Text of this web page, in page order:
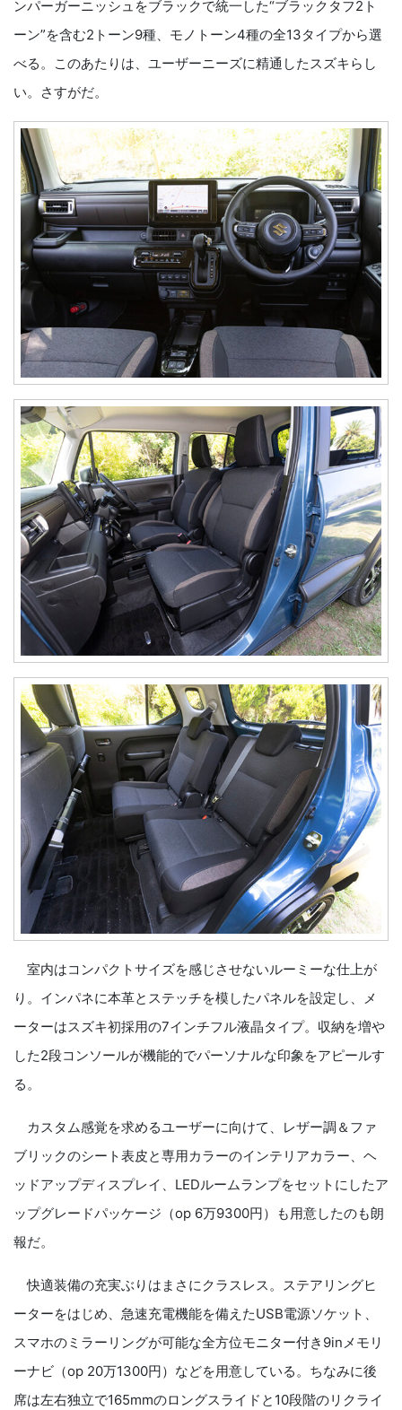
ンパーガーニッシュをブラックで統一した“ブラックタフ2ト
ーン”を含む2トーン9種、モノトーン4種の全13タイプから選
べる。このあたりは、ユーザーニーズに精通したスズキらし
い。さすがだ。
室内はコンパクトサイズを感じさせないルーミーな仕上が
り。インパネに本革とステッチを模したパネルを設定し、メ
ーターはスズキ初採用の7インチフル液晶タイプ。収納を増や
した2段コンソールが機能的でパーソナルな印象をアピールす
る。
カスタム感覚を求めるユーザーに向けて、レザー調＆ファ
ブリックのシート表皮と専用カラーのインテリアカラー、ヘ
ッドアップディスプレイ、LEDルームランプをセットにしたア
ップグレードパッケージ（op 6万9300円）も用意したのも朗
報だ。
快適装備の充実ぶりはまさにクラスレス。ステアリングヒ
ーターをはじめ、急速充電機能を備えたUSB電源ソケット、
スマホのミラーリングが可能な全方位モニター付き9inメモリ
ーナビ（op 20万1300円）などを用意している。ちなみに後
席は左右独立で165mmのロングスライドと10段階のリクライ